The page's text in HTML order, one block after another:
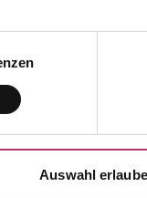
Auswahl